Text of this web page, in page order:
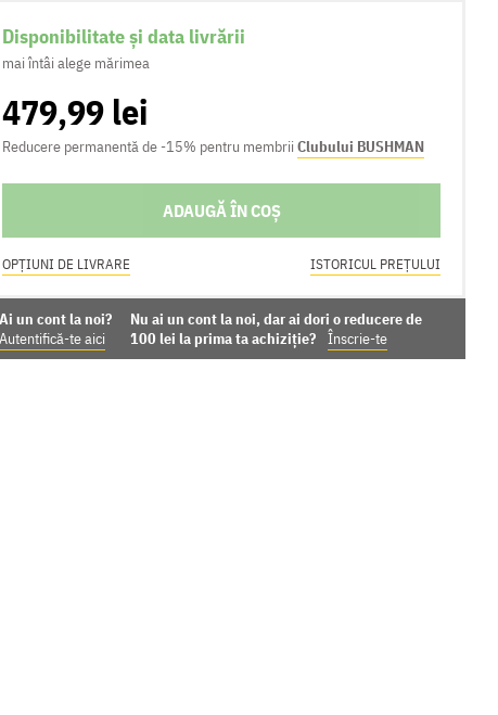
Disponibilitate și data livrării
mai întâi alege mărimea
479,99 lei
Reducere permanentă de -15% pentru membrii Clubului BUSHMAN
ADAUGĂ ÎN COȘ
OPȚIUNI DE LIVRARE ISTORICUL PREȚULUI
Ai un cont la noi?
Autentifică-te aici
Nu ai un cont la noi, dar ai dori o reducere de
100 lei la prima ta achiziție?
Înscrie-te